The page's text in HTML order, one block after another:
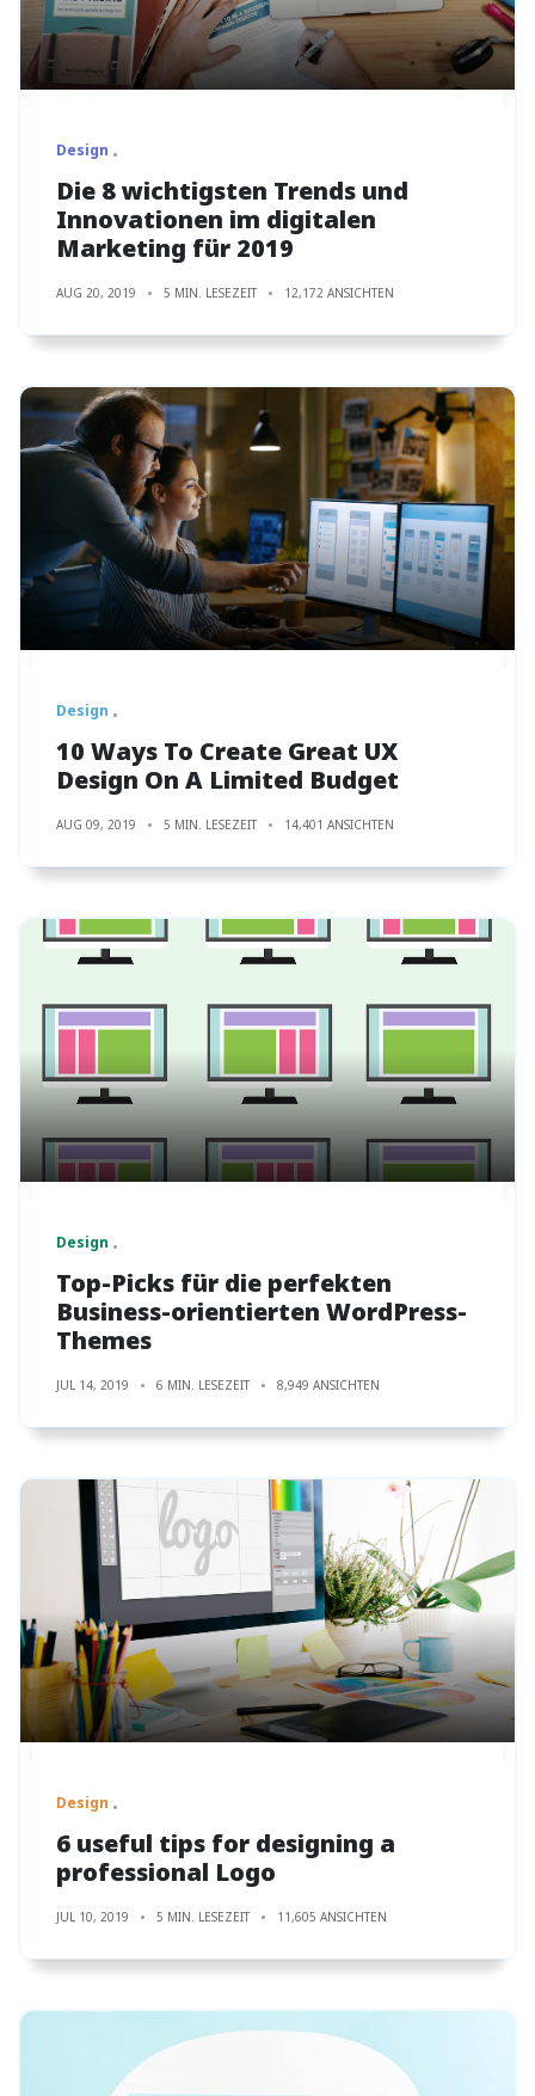
Design
Die 8 wichtigsten Trends und
Innovationen im digitalen
Marketing für 2019
AUG 20, 2019 5 MIN. LESEZEIT 12,172 ANSICHTEN
Design
10 Ways To Create Great UX
Design On A Limited Budget
AUG 09, 2019 5 MIN. LESEZEIT 14,401 ANSICHTEN
Design
Top-Picks für die perfekten
Business-orientierten WordPress-
Themes
JUL 14, 2019 6 MIN. LESEZEIT 8,949 ANSICHTEN
Design
6 useful tips for designing a
professional Logo
JUL 10, 2019 5 MIN. LESEZEIT 11,605 ANSICHTEN